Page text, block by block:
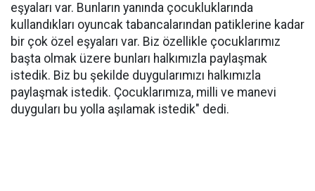
eşyaları var. Bunların yanında çocukluklarında
kullandıkları oyuncak tabancalarından patiklerine kadar
bir çok özel eşyaları var. Biz özellikle çocuklarımız
başta olmak üzere bunları halkımızla paylaşmak
istedik. Biz bu şekilde duygularımızı halkımızla
paylaşmak istedik. Çocuklarımıza, milli ve manevi
duyguları bu yolla aşılamak istedik" dedi.